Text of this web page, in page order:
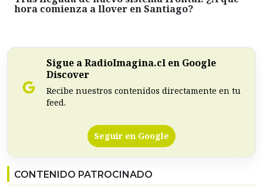
hora comienza a llover en Santiago?
Sigue a RadioImagina.cl en Google
Discover
Recibe nuestros contenidos directamente en tu
feed.
Seguir en Google
CONTENIDO PATROCINADO